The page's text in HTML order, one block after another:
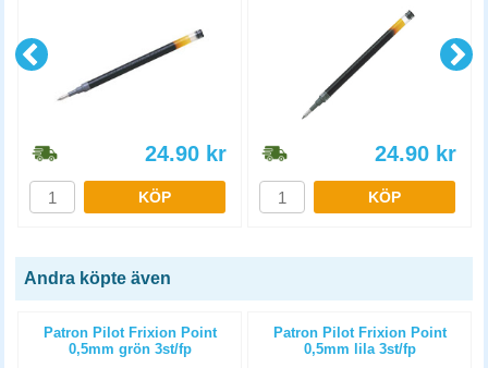
24.90 kr
KÖP
24.90 kr
KÖP
Andra köpte även
Patron Pilot Frixion Point
0,5mm grön 3st/fp
Patron Pilot Frixion Point
0,5mm lila 3st/fp